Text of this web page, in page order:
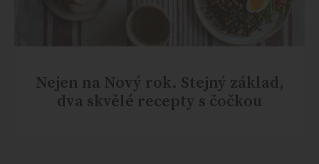
Nejen na Nový rok. Stejný základ,
dva skvělé recepty s čočkou